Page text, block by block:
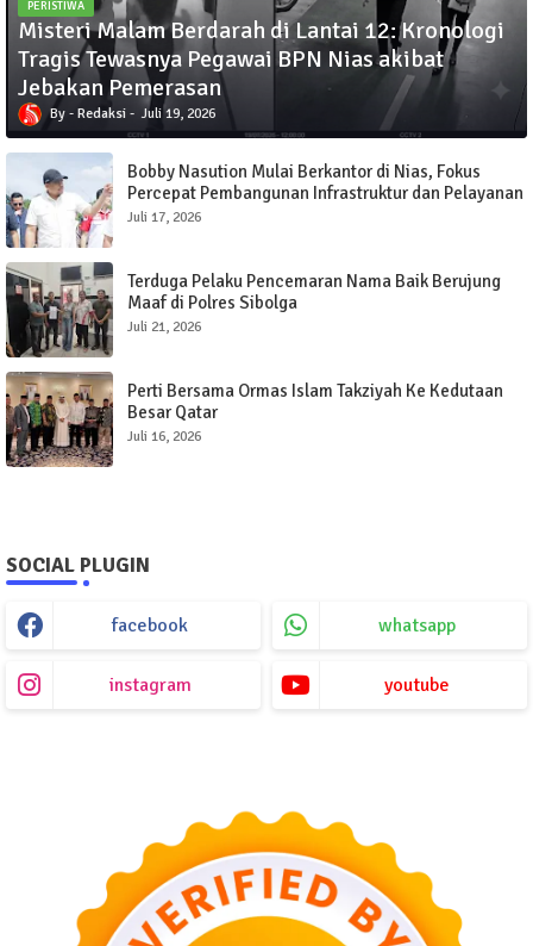
PERISTIWA
Misteri Malam Berdarah di Lantai 12: Kronologi
Tragis Tewasnya Pegawai BPN Nias akibat
Jebakan Pemerasan
Redaksi Juli 19, 2026
Bobby Nasution Mulai Berkantor di Nias, Fokus
Percepat Pembangunan Infrastruktur dan Pelayanan
Publik
Juli 17, 2026
Terduga Pelaku Pencemaran Nama Baik Berujung
Maaf di Polres Sibolga
Juli 21, 2026
Perti Bersama Ormas Islam Takziyah Ke Kedutaan
Besar Qatar
Juli 16, 2026
SOCIAL PLUGIN
facebook whatsapp
instagram youtube